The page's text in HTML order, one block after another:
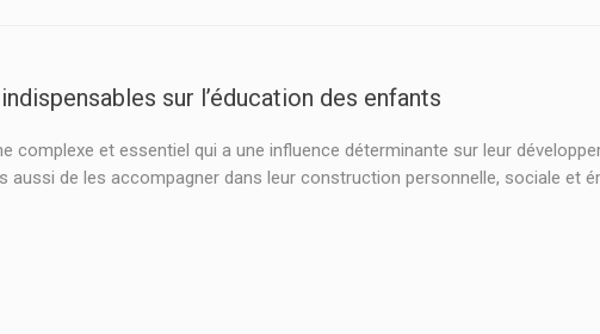
sur l’éducation des enfants
complexe et essentiel qui a une influence déterminante sur leur
de les accompagner dans leur construction personnelle, sociale et